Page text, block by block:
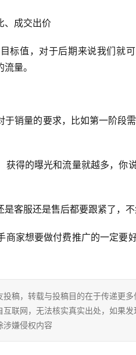
、成交出价
标值，对于后期来说我们就
量。
于销量的要求，比如第一阶段
获得的曝光和流量就越多，你
客服还是售后都要跟紧了，
商家想要做付费推广的一定要
稿，转载与投稿目的在于传递更
联网，无法核实真实出处，如果
涉嫌侵权内容